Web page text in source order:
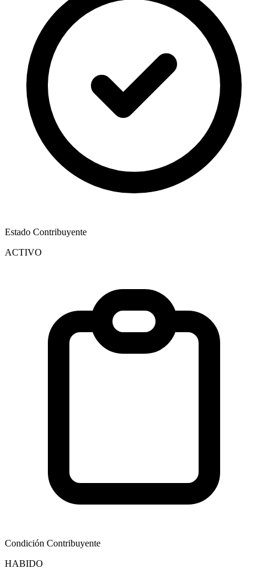
Estado Contribuyente
ACTIVO
Condición Contribuyente
HABIDO